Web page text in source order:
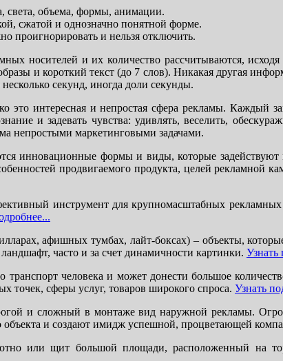
света, объема, формы, анимации.
сжатой и однозначно понятной форме.
проигнорировать и нельзя отключить.
носителей и их количество рассчитываются,
и короткий текст (до 7 слов). Никакая другая
секунд, иногда доли секунды.
интересная и непростая сфера рекламы. Каждый
и задевать чувства: удивлять, веселить,
непростыми маркетинговыми задачами.
инновационные формы и виды, которые
продвигаемого продукта, целей
инструмент для крупномасштабных
афишных тумбах, лайт-боксах) – объекты,
часто и за счет динамичности картинки. Узнать
человека и может донести большое
точек, сферы услуг, товаров широкого спроса. Узнать
и сложный в монтаже вид наружной рекламы.
и создают имидж успешной, процветающей
или щит большой площади, расположенный на